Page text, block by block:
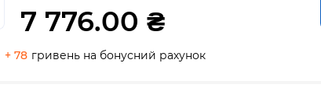
7 776.00 ₴
+ 78 гривень на бонусний рахунок